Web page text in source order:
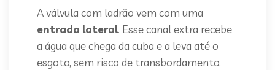
A válvula com ladrão vem com uma
entrada lateral. Esse canal extra recebe
a água que chega da cuba e a leva até o
esgoto, sem risco de transbordamento.